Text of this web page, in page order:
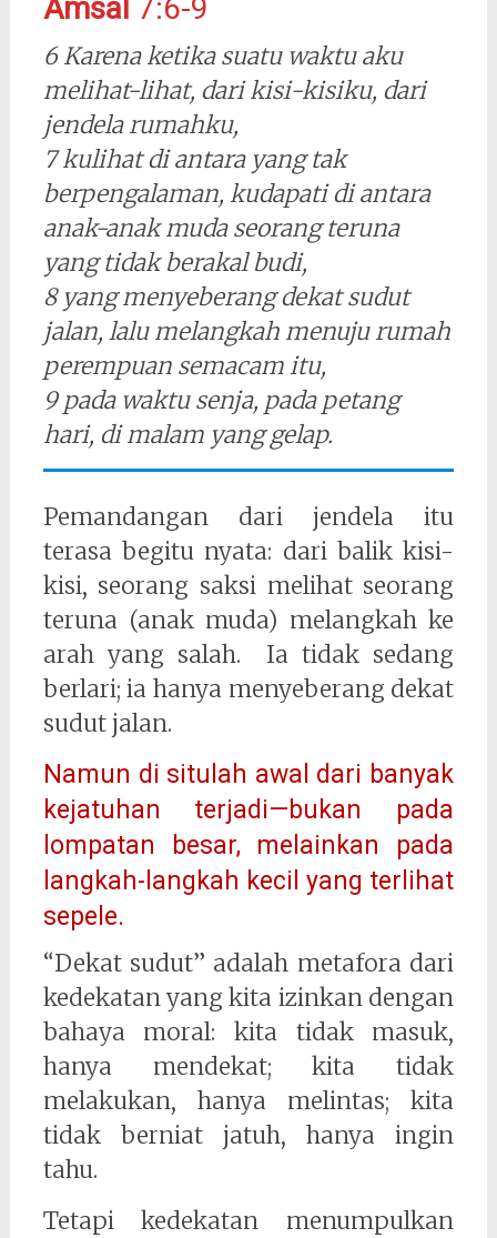
Amsal 7:6-9
6 Karena ketika suatu waktu aku
melihat-lihat, dari kisi-kisiku, dari
jendela rumahku,
7 kulihat di antara yang tak
berpengalaman, kudapati di antara
anak-anak muda seorang teruna
yang tidak berakal budi,
8 yang menyeberang dekat sudut
jalan, lalu melangkah menuju rumah
perempuan semacam itu,
9 pada waktu senja, pada petang
hari, di malam yang gelap.
Pemandangan dari jendela itu
terasa begitu nyata: dari balik kisi-
kisi, seorang saksi melihat seorang
teruna (anak muda) melangkah ke
arah yang salah. Ia tidak sedang
berlari; ia hanya menyeberang dekat
sudut jalan.
Namun di situlah awal dari banyak
kejatuhan terjadi—bukan pada
lompatan besar, melainkan pada
langkah-langkah kecil yang terlihat
sepele.
“Dekat sudut” adalah metafora dari
kedekatan yang kita izinkan dengan
bahaya moral: kita tidak masuk,
hanya mendekat; kita tidak
melakukan, hanya melintas; kita
tidak berniat jatuh, hanya ingin
tahu.
Tetapi kedekatan menumpulkan